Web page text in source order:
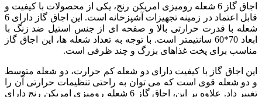
اجاق گاز 6 شعله رومیزی امریکن رنج، یکی از محصولات با کیفیت و
قابل اعتماد در زمینه تجهیزات آشپزخانه است. این اجاق گاز دارای 6
شعله با قدرت حرارتی بالا و صفحه ای از جنس استیل ضد زنگ با
ابعاد 70*60 سانتیمتر است. با توجه به تعداد شعله ها، این اجاق گاز
مناسب برای پخت غذاهای بزرگ و چند ظرفی است.
این اجاق گاز با کیفیت دارای دو شعله کم حرارت، دو شعله متوسط
و دو شعله قوی است که می توان به راحتی تنظیمات حرارتی آن را
تغییر داد. علاوه بر این، اجاق گاز 6 شعله رومیزی امریکن رنج دارای